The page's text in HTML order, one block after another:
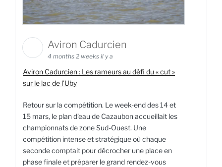
Aviron Cadurcien
4 months 2 weeks il y a
Aviron Cadurcien : Les rameurs au défi du « cut »
sur le lac de l'Uby
Retour sur la compétition. Le week-end des 14 et
15 mars, le plan d’eau de Cazaubon accueillait les
championnats de zone Sud-Ouest. Une
compétition intense et stratégique où chaque
seconde comptait pour décrocher une place en
phase finale et préparer le grand rendez-vous